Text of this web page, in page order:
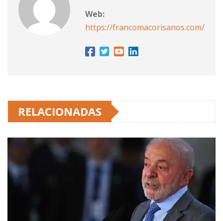
Web:
https://francomacorisanos.com/
RELACIONADAS